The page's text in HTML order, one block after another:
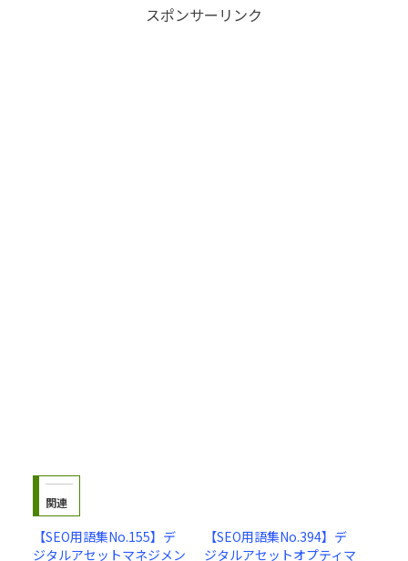
スポンサーリンク
関連
【SEO用語集No.155】デ
ジタルアセットマネジメン
【SEO用語集No.394】デ
ジタルアセットオプティマ